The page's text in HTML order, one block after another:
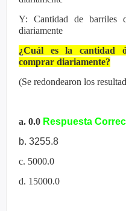
Y: Cantidad de barriles
diariamente
¿Cuál es la cantidad
comprar diariamente?
(Se redondearon los
a. 0.0 Respuesta
b. 3255.8
c. 5000.0
d. 15000.0